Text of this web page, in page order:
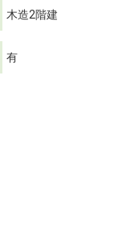
木造2階建
有